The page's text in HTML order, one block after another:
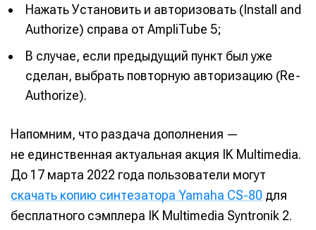
Нажать Установить и авторизовать (Install and
Authorize) справа от AmpliTube 5;
В случае, если предыдущий пункт был уже
сделан, выбрать повторную авторизацию (Re-
Authorize).
Напомним, что раздача дополнения —
не единственная актуальная акция IK Multimedia.
До 17 марта 2022 года пользователи могут
скачать копию синтезатора Yamaha CS-80 для
бесплатного сэмплера IK Multimedia Syntronik 2.